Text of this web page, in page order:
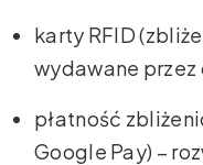
karty RFID
wydawane
płatność
Google Pay) –